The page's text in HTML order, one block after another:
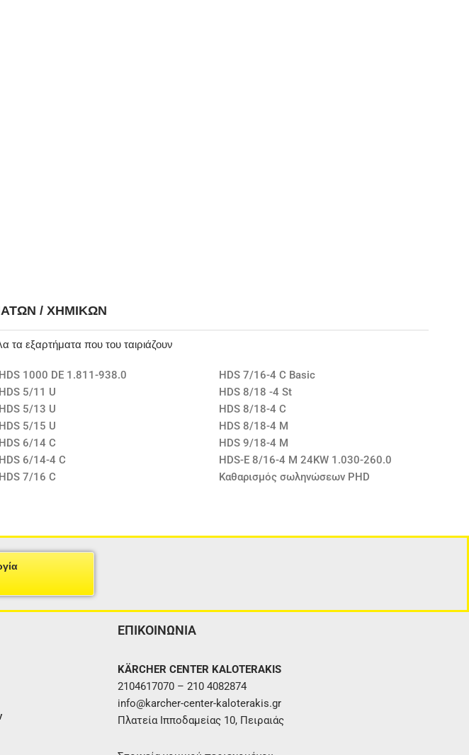
/ ΧΗΜΙΚΏΝ
εξαρτήματα που του ταιριάζουν
HDS 1000 DE 1.811-938.0
HDS 5/11 U
HDS 5/13 U
HDS 5/15 U
HDS 6/14 C
HDS 6/14-4 C
HDS 7/16 C
HDS 7/16-4 C Basic
HDS 8/18 -4 St
HDS 8/18-4 C
HDS 8/18-4 M
HDS 9/18-4 M
HDS-E 8/16-4 M 24KW 1.030-260.0
Καθαρισμός σωληνώσεων PHD
ΕΠΙΚΟΙΝΩΝΙΑ
KÄRCHER CENTER KALOTERAKIS
2104617070 – 210 4082874
info@karcher-center-kaloterakis.gr
Πλατεία Ιπποδαμείας 10, Πειραιάς